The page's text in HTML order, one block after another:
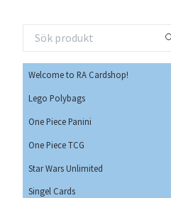
Welcome to RA Cardshop!
Lego Polybags
One Piece Panini
One Piece TCG
Star Wars Unlimited
Singel Cards